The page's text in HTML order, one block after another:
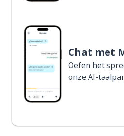
Chat met
Oefen het
onze AI-